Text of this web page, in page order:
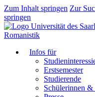
Zum Inhalt springen Zur
springen
Romanistik
Infos für
Erstsemester
Studierende
Schülerinnen &